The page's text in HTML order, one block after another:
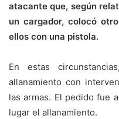
atacante que, según
un cargador, colocó
ellos con una pistola. ⠀
En estas
allanamiento con
las armas. El pedido fue
lugar el allanamiento.